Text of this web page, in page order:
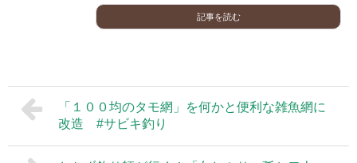
記事を読む
「１００均のタモ網」を何かと便利な雑魚網に
改造 #サビキ釣り